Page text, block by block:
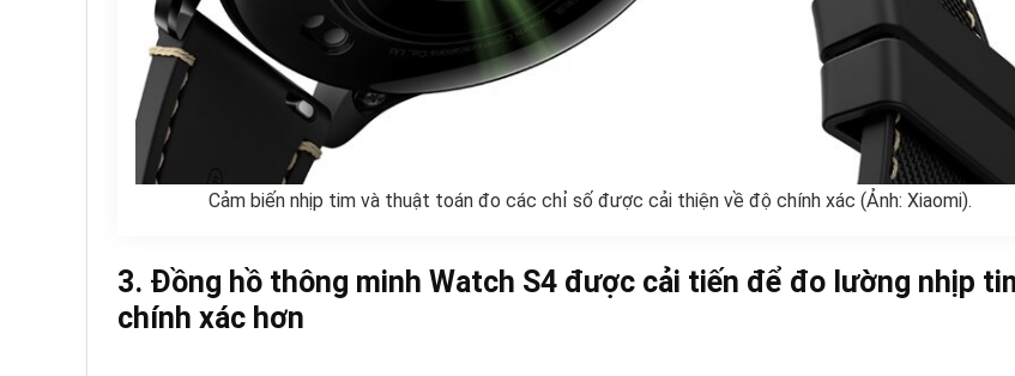
Cảm biến nhịp tim và thuật toán đo các chỉ số được cải thiện về độ chính xác (Ảnh: Xiaomi).
3. Đồng hồ thông minh Watch S4 được cải tiến để đo lường nhịp
chính xác hơn